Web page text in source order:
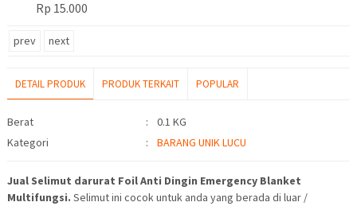
Rp 15.000
prev next
DETAIL PRODUK PRODUK TERKAIT POPULAR
Detail Produk
Berat :
0.1 KG
Kategori
: BARANG UNIK LUCU
Jual Selimut darurat Foil Anti Dingin Emergency Blanket
Multifungsi. Selimut ini cocok untuk anda yang berada di luar /